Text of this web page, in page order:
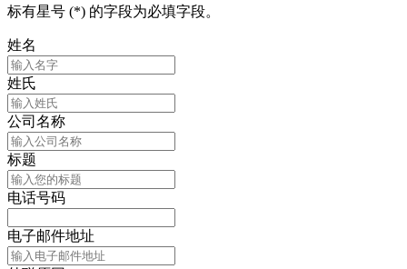
标有星号 (*) 的字段为必填字段。
姓名
姓氏
公司名称
标题
电话号码
电子邮件地址